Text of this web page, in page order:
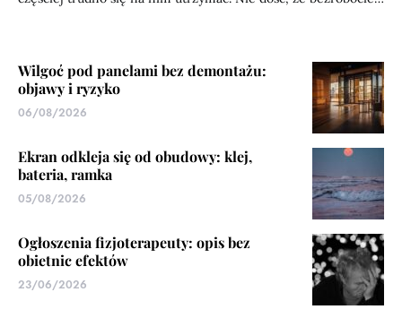
Wilgoć pod panelami bez demontażu:
objawy i ryzyko
06/08/2026
Ekran odkleja się od obudowy: klej,
bateria, ramka
05/08/2026
Ogłoszenia fizjoterapeuty: opis bez
obietnic efektów
23/06/2026